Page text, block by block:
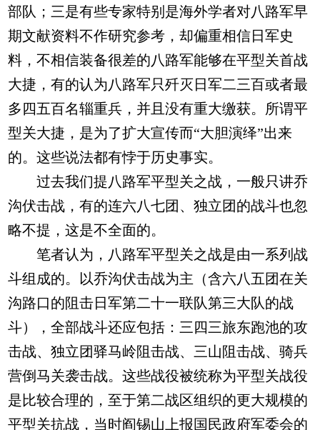
部队；三是有些专家特别是海外学者对八路军早
期文献资料不作研究参考，却偏重相信日军史
料，不相信装备很差的八路军能够在平型关首战
大捷，有的认为八路军只歼灭日军二三百或者最
多四五百名辎重兵，并且没有重大缴获。所谓平
型关大捷，是为了扩大宣传而“大胆演绎”出来
的。这些说法都有悖于历史事实。
过去我们提八路军平型关之战，一般只讲乔
沟伏击战，有的连六八七团、独立团的战斗也忽
略不提，这是不全面的。
笔者认为，八路军平型关之战是由一系列战
斗组成的。以乔沟伏击战为主（含六八五团在关
沟路口的阻击日军第二十一联队第三大队的战
斗），全部战斗还应包括：三四三旅东跑池的攻
击战、独立团驿马岭阻击战、三山阻击战、骑兵
营倒马关袭击战。这些战役被统称为平型关战役
是比较合理的，至于第二战区组织的更大规模的
平型关抗战，当时阎锡山上报国民政府军委会的